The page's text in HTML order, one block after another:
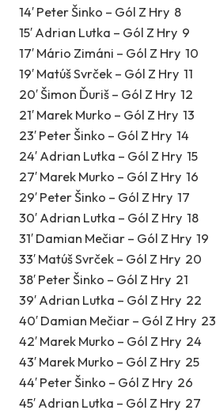
14′ Peter Šinko – Gól Z Hry 8
15′ Adrian Lutka – Gól Z Hry 9
17′ Mário Zimáni – Gól Z Hry 10
19′ Matúš Svrček – Gól Z Hry 11
20′ Šimon Ďuriš – Gól Z Hry 12
21′ Marek Murko – Gól Z Hry 13
23′ Peter Šinko – Gól Z Hry 14
24′ Adrian Lutka – Gól Z Hry 15
27′ Marek Murko – Gól Z Hry 16
29′ Peter Šinko – Gól Z Hry 17
30′ Adrian Lutka – Gól Z Hry 18
31′ Damian Mečiar – Gól Z Hry 19
33′ Matúš Svrček – Gól Z Hry 20
38′ Peter Šinko – Gól Z Hry 21
39′ Adrian Lutka – Gól Z Hry 22
40′ Damian Mečiar – Gól Z Hry 23
42′ Marek Murko – Gól Z Hry 24
43′ Marek Murko – Gól Z Hry 25
44′ Peter Šinko – Gól Z Hry 26
45′ Adrian Lutka – Gól Z Hry 27